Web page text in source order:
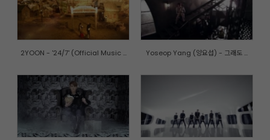
2YOON - '24/7' (Official Music ... Yoseop Yang (양요섭) - 그래도 ...